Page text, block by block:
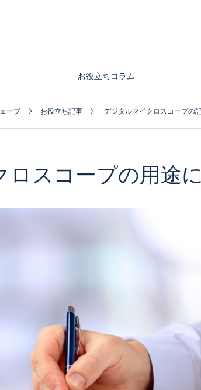
お役立ちコラム
ーブ お役立ち記事 デジタルマイクロスコープの
ロスコープの用途